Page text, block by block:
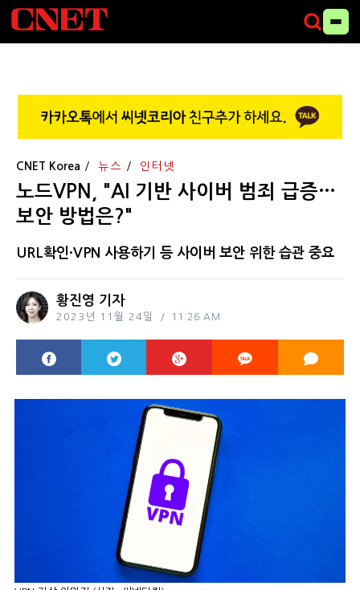
CNET Korea 뉴스 인터넷
노드VPN, "AI 기반 사이버 범죄 급증…
보안 방법은?"
URL확인·VPN 사용하기 등 사이버 보안 위한 습관 중요
황진영 기자
2023년 11월 24일 11:26 AM